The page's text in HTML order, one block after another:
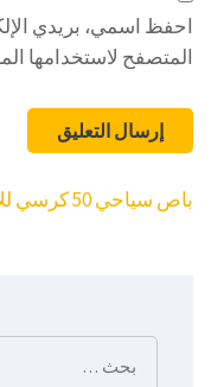
احفظ اسمي، بريدي
المتصفح لاستخدامها
تصفّح
باص سياحي 50 كرسي للايجار
البحث